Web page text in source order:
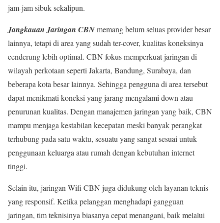
jam-jam sibuk sekalipun.
Jangkauan Jaringan CBNmemang belum seluas provider besar
lainnya, tetapi di area yang sudah ter-cover, kualitas koneksinya
cenderung lebih optimal. CBN fokus memperkuat jaringan di
wilayah perkotaan seperti Jakarta, Bandung, Surabaya, dan
beberapa kota besar lainnya. Sehingga pengguna di area tersebut
dapat menikmati koneksi yang jarang mengalami down atau
penurunan kualitas. Dengan manajemen jaringan yang baik, CBN
mampu menjaga kestabilan kecepatan meski banyak perangkat
terhubung pada satu waktu, sesuatu yang sangat sesuai untuk
penggunaan keluarga atau rumah dengan kebutuhan internet
tinggi.
Selain itu, jaringan Wifi CBN juga didukung oleh layanan teknis
yang responsif. Ketika pelanggan menghadapi gangguan
jaringan, tim teknisinya biasanya cepat menangani, baik melalui